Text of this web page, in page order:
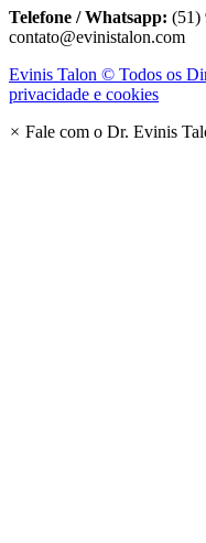
Telefone / Whatsapp: (51)
contato@evinistalon.com
Evinis Talon © Todos os
privacidade e cookies
× Fale com o Dr. Evinis